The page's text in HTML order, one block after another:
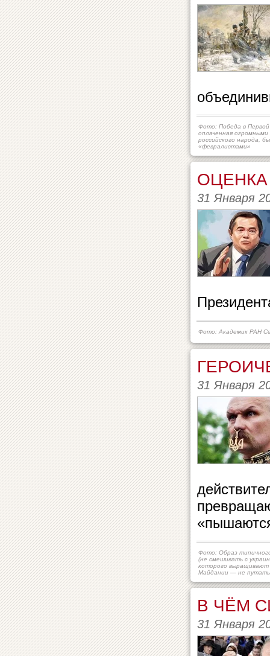
Фото: Победа в
оплаченная
российского народа,
«февралистами»
ОЦЕНКА
31 Января
Фото: Академик РАН
31 Января
Фото: Образ
(не смешивать с
которого выращивают
Майдании — не путать
В ЧЁМ
31 Января